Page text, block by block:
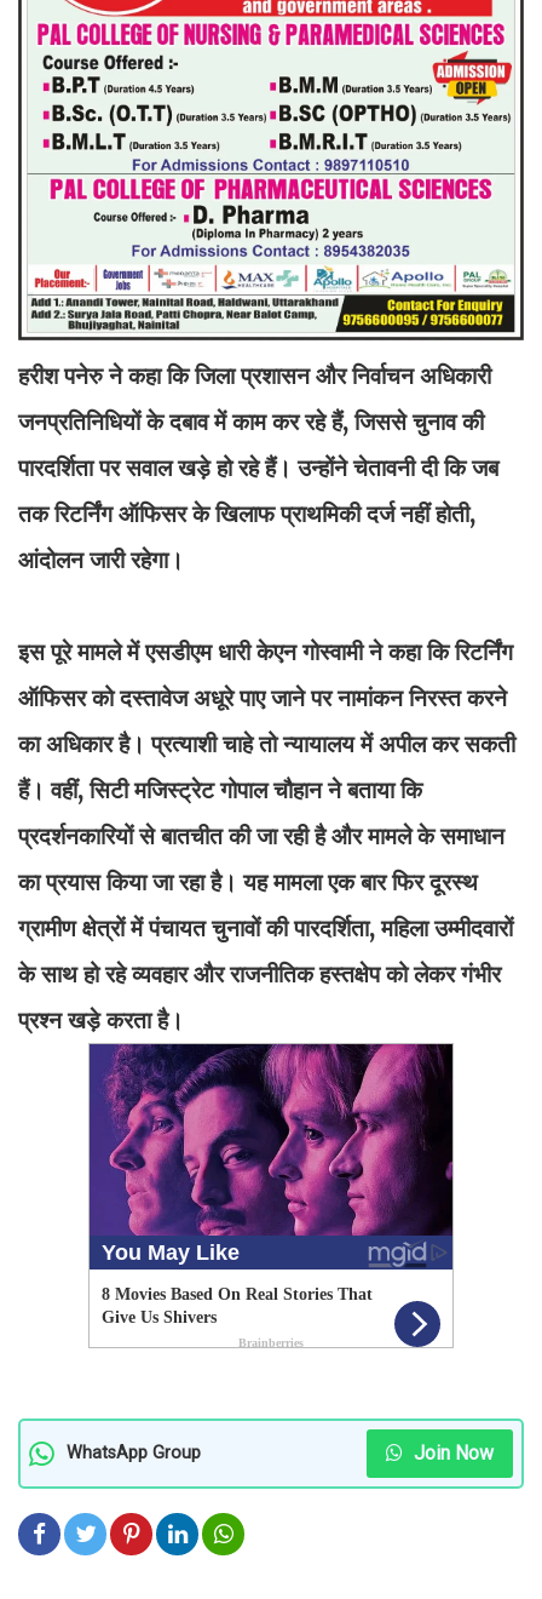
हरीश पनेरु ने कहा कि जिला प्रशासन और निर्वाचन अधिकारी
जनप्रतिनिधियों के दबाव में काम कर रहे हैं, जिससे चुनाव की
पारदर्शिता पर सवाल खड़े हो रहे हैं। उन्होंने चेतावनी दी कि जब
तक रिटर्निंग ऑफिसर के खिलाफ प्राथमिकी दर्ज नहीं होती,
आंदोलन जारी रहेगा।
इस पूरे मामले में एसडीएम धारी केएन गोस्वामी ने कहा कि रिटर्निंग
ऑफिसर को दस्तावेज अधूरे पाए जाने पर नामांकन निरस्त करने
का अधिकार है। प्रत्याशी चाहे तो न्यायालय में अपील कर सकती
हैं। वहीं, सिटी मजिस्ट्रेट गोपाल चौहान ने बताया कि
प्रदर्शनकारियों से बातचीत की जा रही है और मामले के समाधान
का प्रयास किया जा रहा है। यह मामला एक बार फिर दूरस्थ
ग्रामीण क्षेत्रों में पंचायत चुनावों की पारदर्शिता, महिला उम्मीदवारों
के साथ हो रहे व्यवहार और राजनीतिक हस्तक्षेप को लेकर गंभीर
प्रश्न खड़े करता है।
WhatsApp Group Join Now